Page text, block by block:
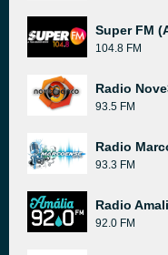
Super FM
104.8 FM
Radio
93.5 FM
Radio
93.3 FM
Radio
92.0 FM